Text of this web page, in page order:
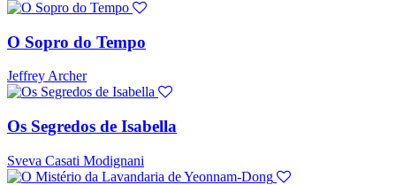
O Sopro do Tempo
Jeffrey Archer
Os Segredos de Isabella
Sveva Casati Modignani